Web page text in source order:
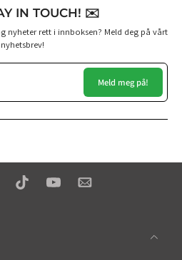
IN TOUCH! ✉️
nyheter rett i innboksen? Meld deg på vårt
nyhetsbrev!
Meld meg på!